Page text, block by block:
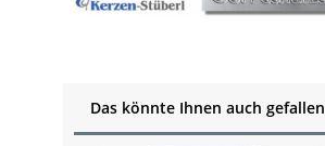
Das könnte Ihnen auch gefallen